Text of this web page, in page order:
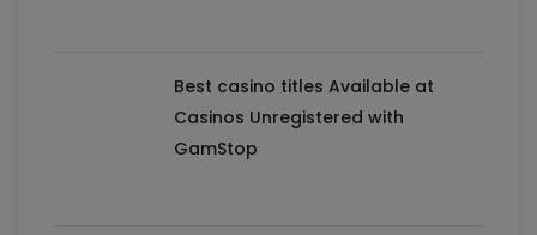
Best casino titles Available at
Casinos Unregistered with
GamStop